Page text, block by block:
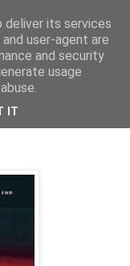
deliver its services
user-agent are
and security
usage
IT